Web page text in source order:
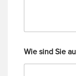
Wie sind Sie